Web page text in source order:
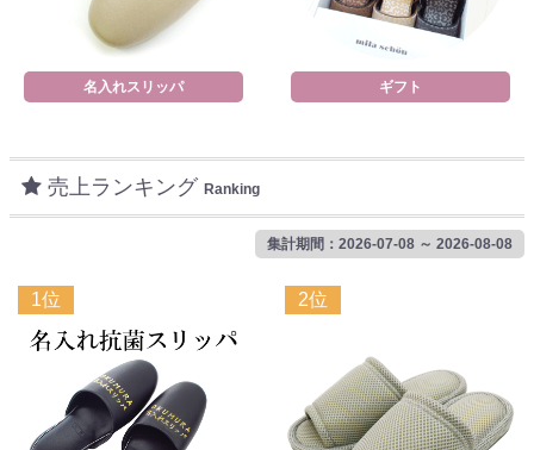
名入れスリッパ ギフト
売上ランキング Ranking
集計期間：2026-07-08 ～ 2026-08-08
1位 2位